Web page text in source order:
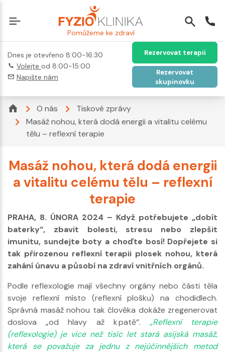
Pomůžeme ke zdraví
Dnes je otevřeno 8:00-16:30
Volejte od 8:00-15:00
Napište nám
Rezervovat terapii
Rezervovat
skupinovku
O nás
Tiskové zprávy
Masáž nohou, která dodá energii a vitalitu celému
tělu – reflexní terapie
Masáž nohou, která dodá energii
a vitalitu celému tělu – reflexní
terapie
PRAHA, 8. ÚNORA 2024 – Když potřebujete „dobít
baterky“, zbavit bolesti, stresu nebo zlepšit
imunitu, sundejte boty a choďte bosí! Dopřejete si
tak přirozenou reflexní terapii plosek nohou, která
zahání únavu a působí na zdraví vnitřních orgánů.
Podle reflexologie mají všechny orgány nebo části těla
svoje reflexní místo (reflexní plošku) na chodidlech.
Správná masáž nohou tak člověka dokáže zregenerovat
doslova „od hlavy až k patě“. „Reflexní terapie
(reflexologie) je více než tisíc let stará asijská masáž,
která se považuje za jednu z nejúčinnějších metod